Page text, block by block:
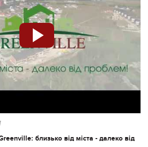
близько від міста - далеко від